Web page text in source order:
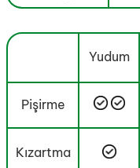
Yudum
Pişirme
Kızartma